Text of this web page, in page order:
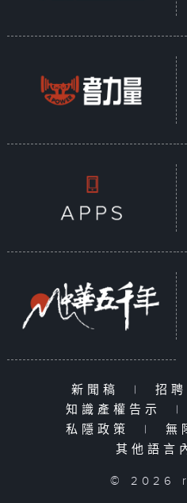
新聞稿 | 招聘
知識產權告示
|
私隱政策
| 無
其他語言
© 2026